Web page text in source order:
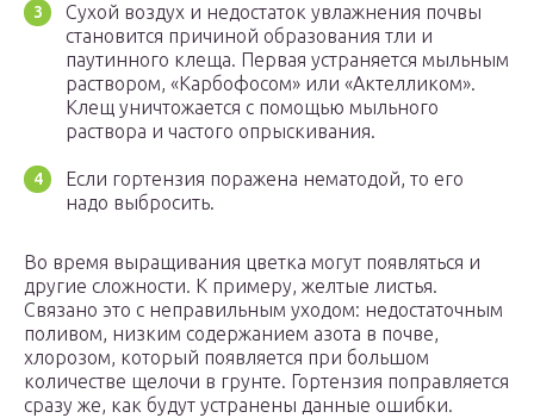
Сухой воздух и недостаток увлажнения почвы
становится причиной образования тли и
паутинного клеща. Первая устраняется мыльным
раствором, «Карбофосом» или «Актелликом».
Клещ уничтожается с помощью мыльного
раствора и частого опрыскивания.
Если гортензия поражена нематодой, то его
надо выбросить.
Во время выращивания цветка могут появляться и
другие сложности. К примеру, желтые листья.
Связано это с неправильным уходом: недостаточным
поливом, низким содержанием азота в почве,
хлорозом, который появляется при большом
количестве щелочи в грунте. Гортензия поправляется
сразу же, как будут устранены данные ошибки.